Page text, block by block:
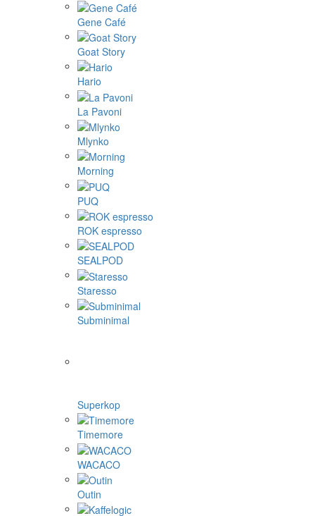
Gene Café
Goat Story
Hario
La Pavoni
Mlynko
Morning
PUQ
ROK espresso
SEALPOD
Staresso
Subminimal
Superkop
Timemore
WACACO
Outin